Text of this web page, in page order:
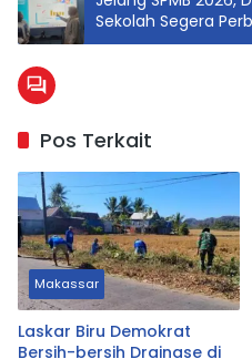
Sekolah Segera
Pos Terkait
Makassar
Laskar Biru Demokrat
Bersih-bersih Drainase di